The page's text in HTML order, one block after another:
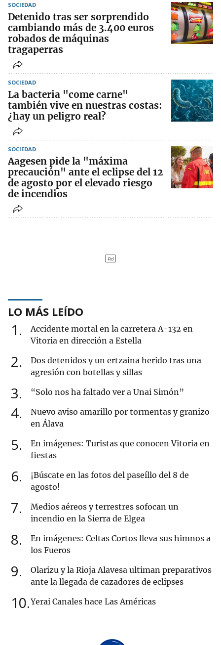
SOCIEDAD
Detenido tras ser sorprendido
cambiando más de 3.400 euros
robados de máquinas
tragaperras
SOCIEDAD
La bacteria "come carne"
también vive en nuestras costas:
¿hay un peligro real?
SOCIEDAD
Aagesen pide la "máxima
precaución" ante el eclipse del 12
de agosto por el elevado riesgo
de incendios
LO MÁS LEÍDO
1
Accidente mortal en la carretera A-132 en
Vitoria en dirección a Estella
2
Dos detenidos y un ertzaina herido tras una
agresión con botellas y sillas
3 “Solo nos ha faltado ver a Unai Simón”
4
Nuevo aviso amarillo por tormentas y granizo
en Álava
5
En imágenes: Turistas que conocen Vitoria en
fiestas
6
¡Búscate en las fotos del paseíllo del 8 de
agosto!
7
Medios aéreos y terrestres sofocan un
incendio en la Sierra de Elgea
8
En imágenes: Celtas Cortos lleva sus himnos a
los Fueros
9
Olarizu y la Rioja Alavesa ultiman preparativos
ante la llegada de cazadores de eclipses
10 Yerai Canales hace Las Américas